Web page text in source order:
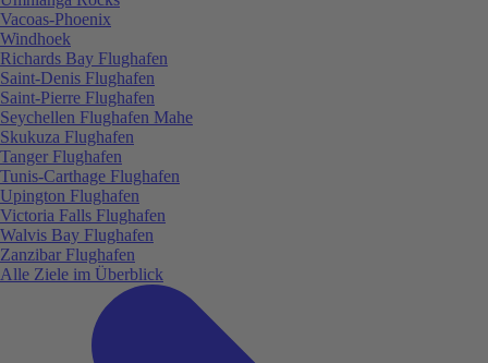
Vacoas-Phoenix
Windhoek
Richards Bay Flughafen
Saint-Denis Flughafen
Saint-Pierre Flughafen
Seychellen Flughafen Mahe
Skukuza Flughafen
Tanger Flughafen
Tunis-Carthage Flughafen
Upington Flughafen
Victoria Falls Flughafen
Walvis Bay Flughafen
Zanzibar Flughafen
Alle Ziele im Überblick